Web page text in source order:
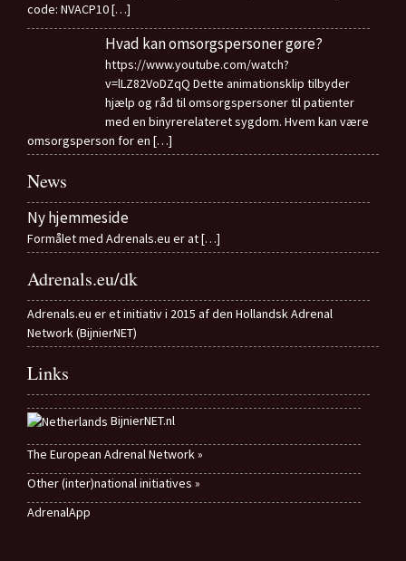
code: NVACP10[…]
Hvad kan omsorgspersoner gøre?
https://www.youtube.com/watch?
v=lLZ82VoDZqQ Dette animationsklip tilbyder
hjælp og råd til omsorgspersoner til patienter
med en binyrerelateret sygdom. Hvem kan være
omsorgsperson for en […]
News
Ny hjemmeside
Formålet med Adrenals.eu er at[…]
Adrenals.eu/dk
Adrenals.eu er et initiativ i 2015 af den Hollandsk Adrenal
Network (BijnierNET)
Links
BijnierNET.nl
The European Adrenal Network »
Other (inter)national initiatives »
AdrenalApp